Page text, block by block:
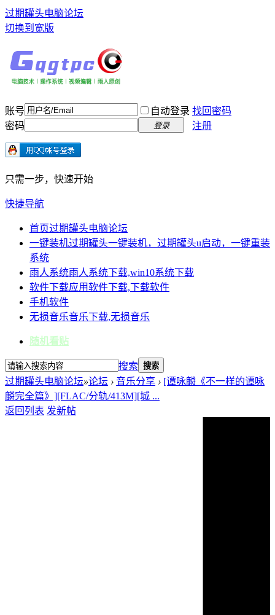
过期罐头电脑论坛
切换到宽版
账号 自动登录 找回密码
密码
登录 注册
只需一步，快速开始
快捷导航
首页过期罐头电脑论坛
一键装机过期罐头一键装机，过期罐头u启动，一键重装
系统
雨人系统雨人系统下载,win10系统下载
软件下载应用软件下载,下载软件
手机软件
无损音乐音乐下载,无损音乐
随机看贴
搜索 搜索
过期罐头电脑论坛»论坛 › 音乐分享 › [谭咏麟《不一样的谭咏
麟完全篇》][FLAC/分轨/413M][城 ...
返回列表 发新帖